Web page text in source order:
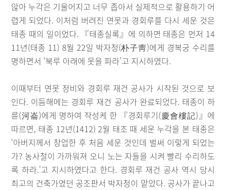
않아 누각은 기울어지고 너무 좁아서 실제적으로 활용하기 어
렵게 되었다. 이처럼 버려진 연못과 경회루를 다시 세운 것은
태종 때의 일이었다. 『태종실록』에 의하면 태종은 먼저 14
11년(태종 11) 8월 22일 박자청(朴子靑)에게 경복궁 수리를
명하면서 ‘북루 아래에 못을 파라’고 지시하였다.
이때부터 연못 정비와 경회루 재건 공사가 시작된 것으로 보
인다. 이듬해에는 경회루 재건 공사가 완료되었다. 태종이 하
륜(河崙)에게 명하여 작성케 한 『경회루기(慶會樓記)』에
따르면, 태종 12년(1412) 2월 태조 때 세운 누각을 본 태종은
‘아버지께서 창업한 후 처음 세운 것인데 벌써 이렇게 되었는
가? 농사철이 가까워져 오니 노는 자들을 시켜 빨리 수리하도
록 하라.’고 지시하였다고 한다. 경회루 재건 공사 역시 당시
최고의 건축가였던 공조판서 박자청이 맡았다. 공사가 끝나고